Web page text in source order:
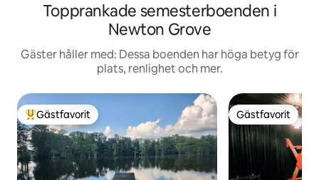
Topprankade semesterboenden i
Newton Grove
Gäster håller med: Dessa boenden har höga betyg för
plats, renlighet och mer.
Populär gästfavorit
Gästfavorit Gästfavorit
Gästfavorit